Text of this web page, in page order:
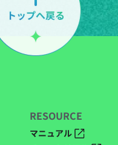
RESOURCE
マニュアル